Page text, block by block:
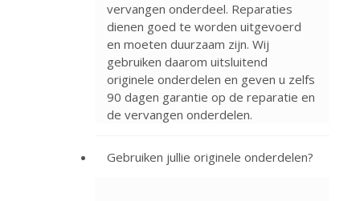
vervangen onderdeel. Reparaties
dienen goed te worden uitgevoerd
en moeten duurzaam zijn. Wij
gebruiken daarom uitsluitend
originele onderdelen en geven u zelfs
90 dagen garantie op de reparatie en
de vervangen onderdelen.
Gebruiken jullie originele onderdelen?